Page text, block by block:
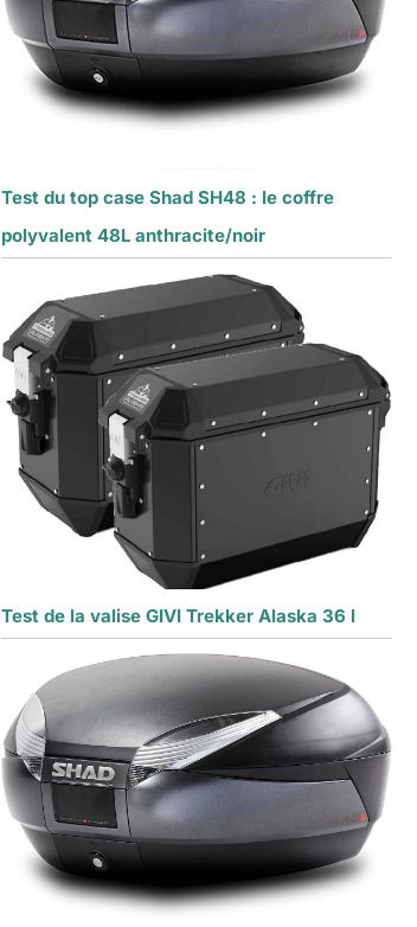
Test du top case Shad SH48 : le coffre
polyvalent 48L anthracite/noir
Test de la valise GIVI Trekker Alaska 36 l